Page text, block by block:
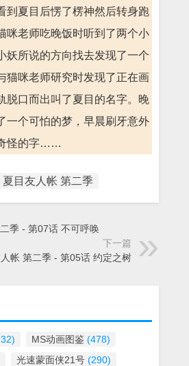
到夏目后愣了楞神然后转身跑
咪老师吃晚饭时听到了两个小
妖所说的方向找去发现了一个
猫咪老师研究时发现了正在画
脱口而出叫了夏目的名字。晚
一个可怕的梦，早晨刷牙意外
怪的字……
夏目友人帐 第二季
季 - 第07话 不可呼唤
下一篇
帐 第二季 - 第05话 约定之树
MS动画图鉴 (478)
光速蒙面侠21号 (290)